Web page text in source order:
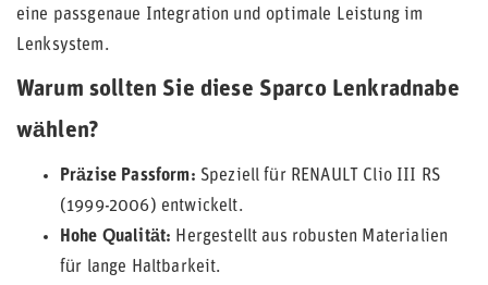
eine passgenaue Integration und optimale Leistung im
Lenksystem.
Warum sollten Sie diese Sparco Lenkradnabe
wählen?
Präzise Passform: Speziell für RENAULT Clio III RS
(1999-2006) entwickelt.
Hohe Qualität: Hergestellt aus robusten Materialien
für lange Haltbarkeit.